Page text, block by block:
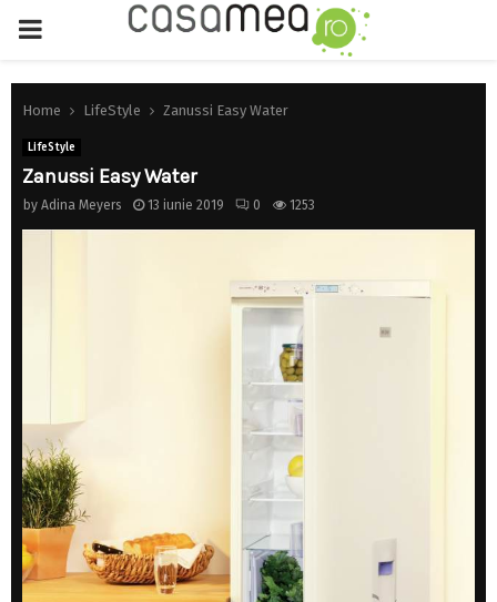
PRIMARY
MENU
Home LifeStyle Zanussi Easy Water
LifeStyle
Zanussi Easy Water
by Adina Meyers 13 iunie 2019 0 1253